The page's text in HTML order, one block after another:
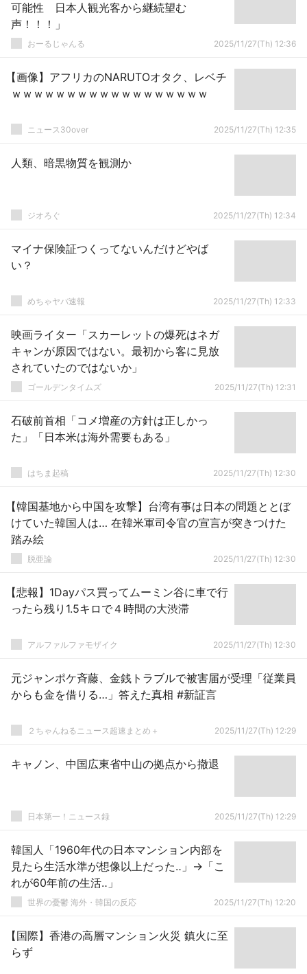
可能性 日本人観光客から継続望む
声！！！」
おーるじゃんる 2025/11/27(Th) 12:36
【画像】アフリカのNARUTOオタク、レベチ
ｗｗｗｗｗｗｗｗｗｗｗｗｗｗｗｗｗｗ
ニュース30over 2025/11/27(Th) 12:35
人類、暗黒物質を観測か
ジオろぐ 2025/11/27(Th) 12:34
マイナ保険証つくってないんだけどやば
い？
めちゃヤバ速報 2025/11/27(Th) 12:33
映画ライター「スカーレットの爆死はネガ
キャンが原因ではない。最初から客に見放
されていたのではないか」
ゴールデンタイムズ 2025/11/27(Th) 12:31
石破前首相「コメ増産の方針は正しかっ
た」「日本米は海外需要もある」
はちま起稿 2025/11/27(Th) 12:30
【韓国基地から中国を攻撃】台湾有事は日本の問題ととぼ
けていた韓国人は… 在韓米軍司令官の宣言が突きつけた
踏み絵
脱亜論 2025/11/27(Th) 12:30
【悲報】1Dayパス買ってムーミン谷に車で行
ったら残り1.5キロで４時間の大渋滞
アルファルファモザイク 2025/11/27(Th) 12:30
元ジャンポケ斉藤、金銭トラブルで被害届が受理「従業員
からも金を借りる…」答えた真相 #新証言
２ちゃんねるニュース超速まとめ＋ 2025/11/27(Th) 12:29
キャノン、中国広東省中山の拠点から撤退
日本第一！ニュース録 2025/11/27(Th) 12:29
韓国人「1960年代の日本マンション内部を
見たら生活水準が想像以上だった‥」→「こ
れが60年前の生活‥」
世界の憂鬱 海外・韓国の反応 2025/11/27(Th) 12:20
【国際】香港の高層マンション火災 鎮火に至
らず